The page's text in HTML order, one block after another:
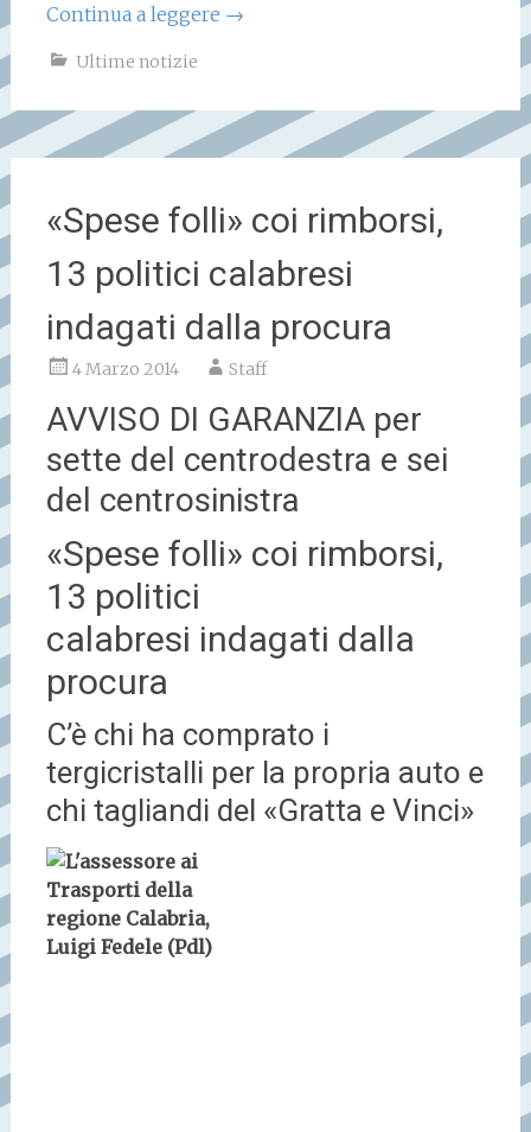
Continua a leggere →
Ultime notizie
«Spese folli» coi rimborsi,
13 politici calabresi
indagati dalla procura
4 Marzo 2014 Staff
AVVISO DI GARANZIA per
sette del centrodestra e sei
del centrosinistra
«Spese folli» coi rimborsi,
13 politici
calabresi indagati dalla
procura
C’è chi ha comprato i
tergicristalli per la propria auto e
chi tagliandi del «Gratta e Vinci»